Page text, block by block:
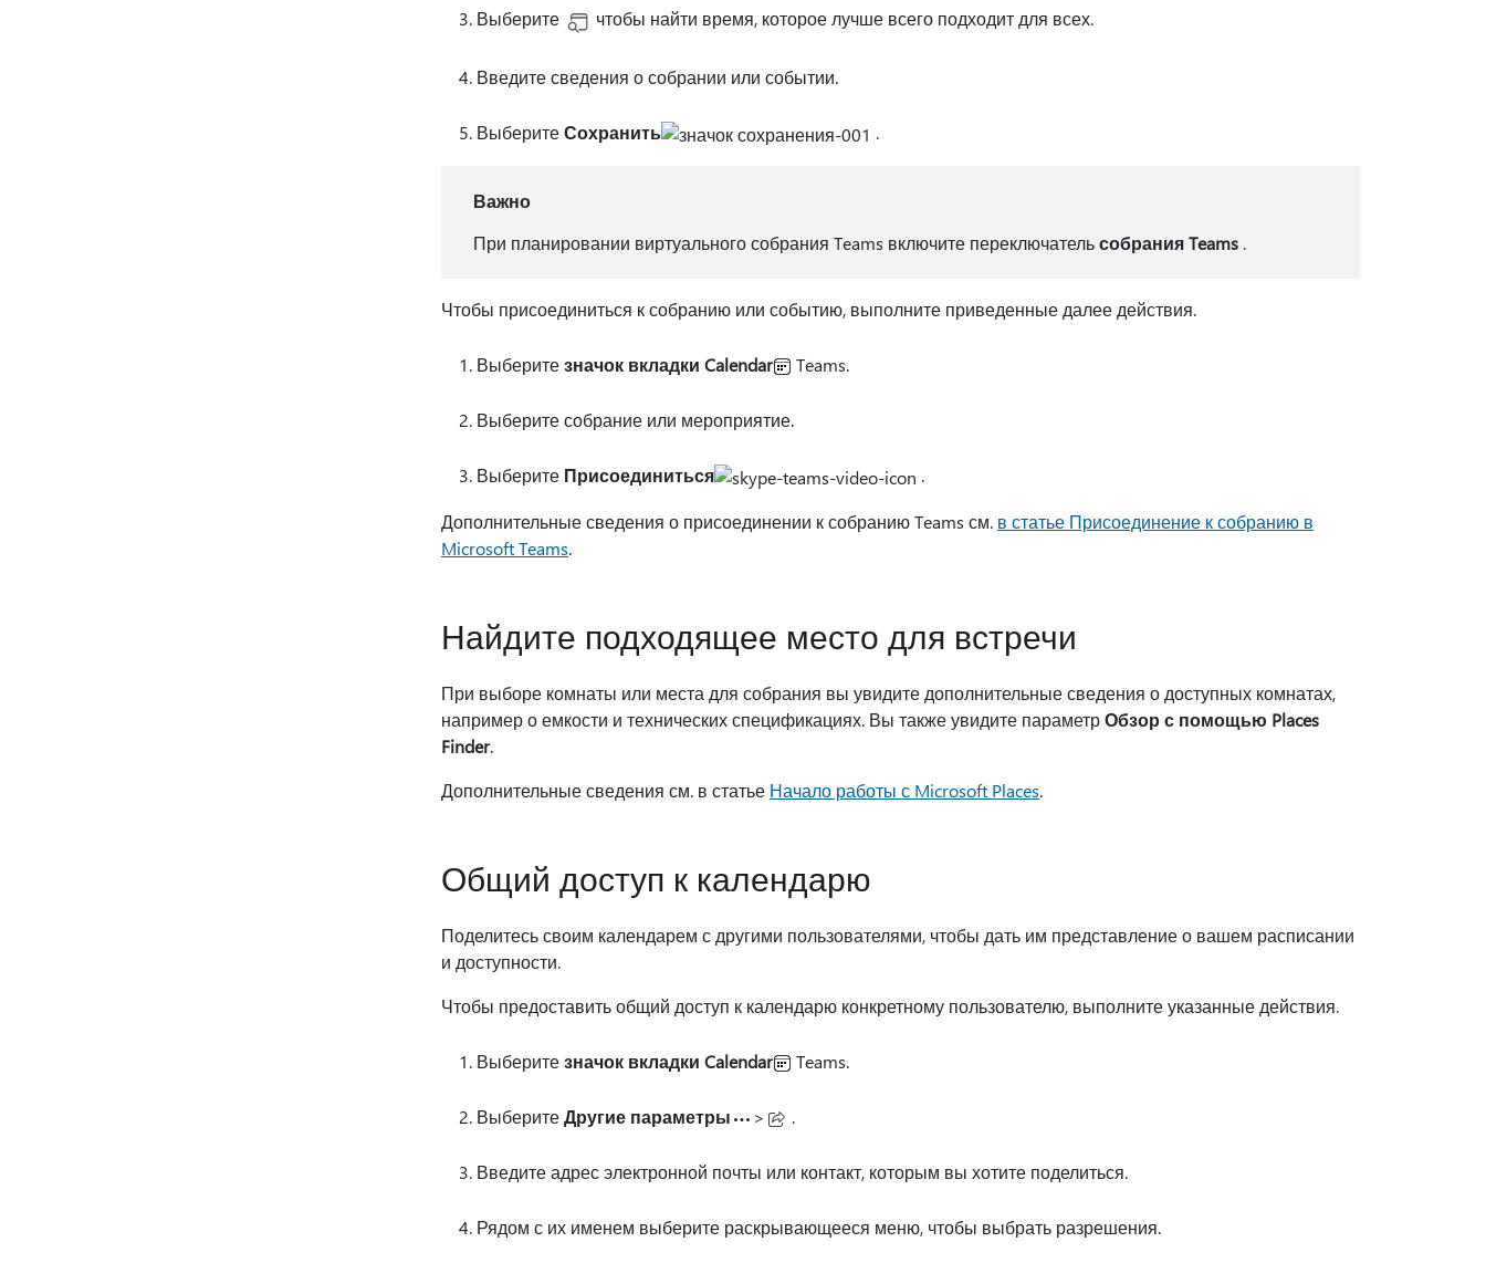
Выберите чтобы найти время, которое лучше всего подходит для всех.
Введите сведения о собрании или событии.
ВыберитеСохранить .
Важно
При планировании виртуального собрания Teams включите переключательсобрания Teams .
Чтобы присоединиться к собранию или событию, выполните приведенные далее действия.
Выберитезначок вкладки Calendar Teams.
Выберите собрание или мероприятие.
Выберите Присоединиться
.
Дополнительные сведения о присоединении к собранию Teams см. в статье Присоединение к собранию в
Microsoft Teams.
Найдите подходящее место для встречи
При выборе комнаты или места для собрания вы увидите дополнительные сведения о доступных комнатах,
например о емкости и технических спецификациях. Вы также увидите параметрОбзор с помощью Places
Finder.
Дополнительные сведения см. в статье Начало работы с Microsoft Places.
Общий доступ к календарю
Поделитесь своим календарем с другими пользователями, чтобы дать им представление о вашем расписании
и доступности.
Чтобы предоставить общий доступ к календарю конкретному пользователю, выполните указанные действия.
Выберитезначок вкладки Calendar Teams.
ВыберитеДругие параметры > .
Введите адрес электронной почты или контакт, которым вы хотите поделиться.
Рядом с их именем выберите раскрывающееся меню, чтобы выбрать разрешения.